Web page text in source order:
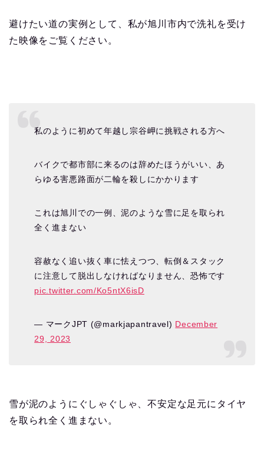
避けたい道の実例として、私が旭川市内で洗礼を受け
た映像をご覧ください。
私のように初めて年越し宗谷岬に挑戦される方へ
バイクで都市部に来るのは辞めたほうがいい、あ
らゆる害悪路面が二輪を殺しにかかります
これは旭川での一例、泥のような雪に足を取られ
全く進まない
容赦なく追い抜く車に怯えつつ、転倒＆スタック
に注意して脱出しなければなりません、恐怖です
pic.twitter.com/Ko5ntX6isD
— マークJPT (@markjapantravel) December
29, 2023
雪が泥のようにぐしゃぐしゃ、不安定な足元にタイヤ
を取られ全く進まない。